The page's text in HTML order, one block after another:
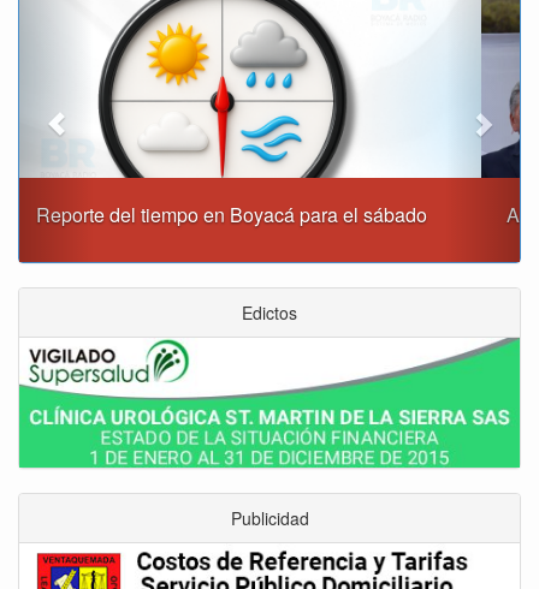
Alcaldía de Tunja y Gobernación de Boyacá firmaron
Edictos
Publicidad